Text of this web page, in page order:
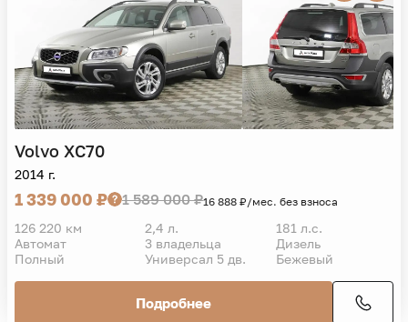
Volvo XC70
2014 г.
1 339 000 ₽ 1 589 000 ₽16 888 ₽/мес. без взноса
126 220 км 2,4 л.
181 л.с.
Автомат
3 владельца
Дизель
Полный
Универсал 5 дв. Бежевый
Подробнее